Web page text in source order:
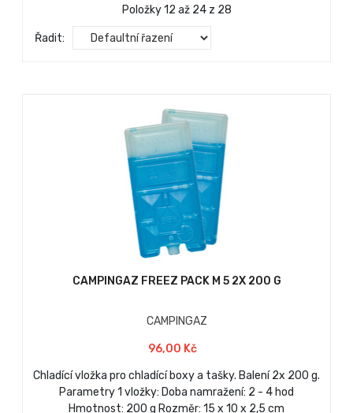
Položky 12 až 24 z 28
Řadit:
CAMPINGAZ FREEZ PACK M 5 2X 200 G
CAMPINGAZ
96,00 Kč
Chladící vložka pro chladící boxy a tašky. Balení 2x 200 g.
Parametry 1 vložky: Doba namražení: 2 - 4 hod
Hmotnost: 200 g Rozměr: 15 x 10 x 2,5 cm